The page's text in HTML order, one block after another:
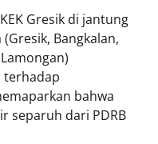
Gresik di jantung
Bangkalan,
terhadap
bahwa
separuh dari PDRB